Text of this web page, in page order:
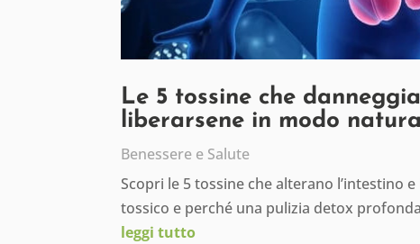
Le 5 tossine che
liberarsene in modo
Benessere e Salute
Scopri le 5 tossine che alterano l’intestino
tossico e perché una pulizia detox
leggi tutto